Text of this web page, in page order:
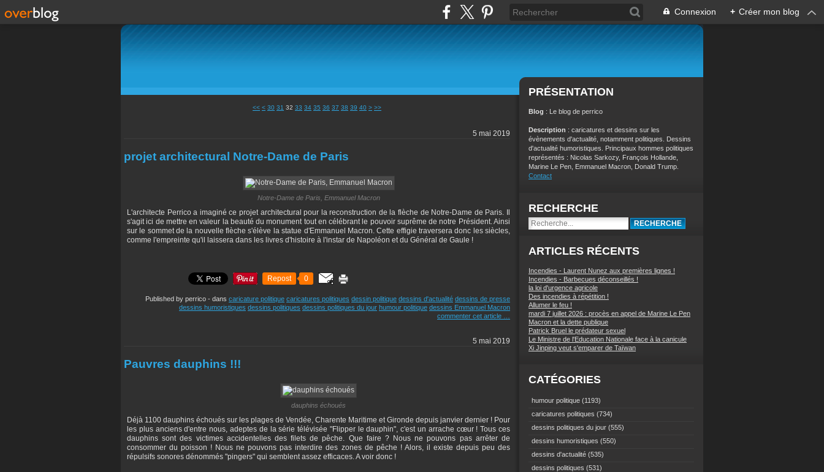
Connexion + Créer mon blog
<< < 10
20
30 31 32 33 34 35 36 37 38 39 40 50
> >>
5 mai 2019
projet architectural Notre-Dame de Paris
Notre-Dame de Paris, Emmanuel Macron
L'architecte Perrico a imaginé ce projet architectural pour la reconstruction de la flèche de Notre-Dame de Paris. Il
s'agit ici de mettre en valeur la beauté du monument tout en célébrant le pouvoir suprême de notre Président. Ainsi
sur le sommet de la nouvelle flèche s'élève la statue d'Emmanuel Macron. Cette effigie traversera donc les siècles,
comme l'empreinte qu'il laissera dans les livres d'histoire à l'instar de Napoléon et du Général de Gaule !
Repost 0
Published by perrico - dans caricature politique caricatures politiques dessin politique dessins d'actualité dessins de presse
dessins humoristiques dessins politiques dessins politiques du jour humour politique dessins Emmanuel Macron
commenter cet article
5 mai 2019
Pauvres dauphins !!!
dauphins échoués
Déjà 1100 dauphins échoués sur les plages de Vendée, Charente Maritime et Gironde depuis janvier dernier ! Pour
les plus anciens d'entre nous, adeptes de la série télévisée "Flipper le dauphin", c'est un arrache cœur ! Tous ces
dauphins sont des victimes accidentelles des filets de pêche. Que faire ? Nous ne pouvons pas arrêter de
consommer du poisson ! Nous ne pouvons pas interdire des zones de pêche ! Alors, il existe depuis peu des
répulsifs sonores dénommés "pingers" qui semblent assez efficaces. A voir donc !
PRÉSENTATION
Blog : Le blog de perrico
Description : caricatures et dessins sur les
évènements d'actualité, notamment politiques. Dessins
d'actualité humoristiques. Principaux hommes politiques
représentés : Nicolas Sarkozy, François Hollande,
Marine Le Pen, Emmanuel Macron, Donald Trump.
Contact
RECHERCHE
ARTICLES RÉCENTS
Incendies - Laurent Nunez aux premières lignes !
Incendies - Barbecues déconseillés !
la loi d'urgence agricole
Des incendies à répétition !
Allumer le feu !
mardi 7 juillet 2026 : procès en appel de Marine Le Pen
Macron et la dette publique
Patrick Bruel le prédateur sexuel
Le Ministre de l'Education Nationale face à la canicule
Xi Jinping veut s'emparer de Taïwan
CATÉGORIES
humour politique (1193)
caricatures politiques (734)
dessins politiques du jour (555)
dessins humoristiques (550)
dessins d'actualité (535)
dessins politiques (531)